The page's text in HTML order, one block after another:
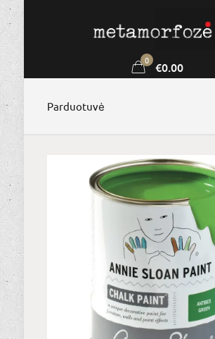
0 €0.00
Parduotuvė